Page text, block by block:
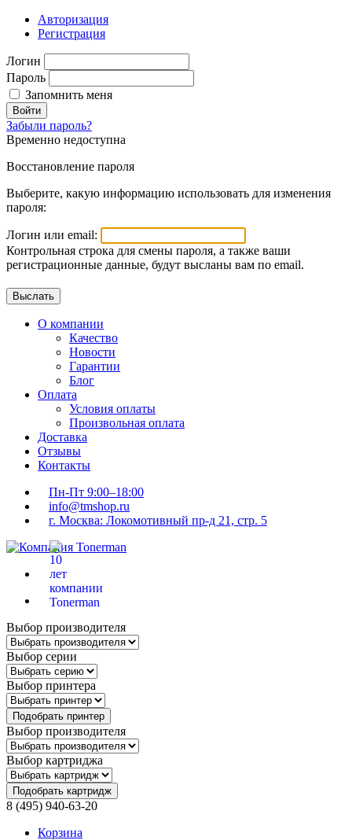
Авторизация
Регистрация
Логин
Пароль
Запомнить меня
Войти
Забыли пароль?
Временно недоступна
Восстановление пароля
Выберите, какую информацию использовать для изменения
пароля:
Логин или email:
Контрольная строка для смены пароля, а также ваши
регистрационные данные, будут высланы вам по email.
О компании
Качество
Новости
Гарантии
Блог
Оплата
Условия оплаты
Произвольная оплата
Доставка
Отзывы
Контакты
Пн-Пт 9:00–18:00
info@tmshop.ru
г. Москва: Локомотивный пр-д 21, стр. 5
Выбор производителя
Выбор серии
Выбор принтера
Подобрать принтер
Выбор производителя
Выбор картриджа
Подобрать картридж
8 (495) 940-63-20
Корзина